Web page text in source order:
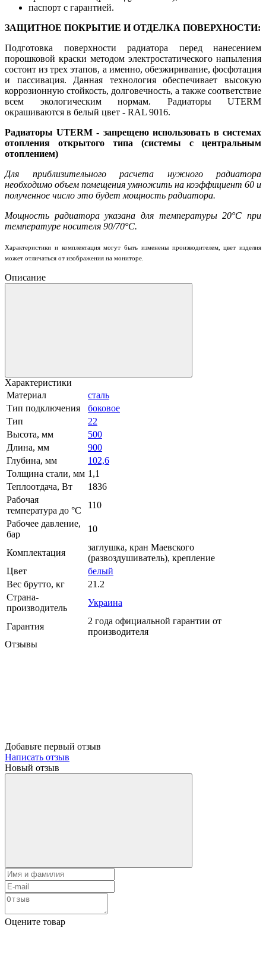
паспорт с гарантией.
ЗАЩИТНОЕ ПОКРЫТИЕ И ОТДЕЛКА ПОВЕРХНОСТИ:
Подготовка поверхности радиатора перед нанесением
порошковой краски методом электростатического напыления
состоит из трех этапов, а именно, обезжиривание, фосфотация
и пассивация. Данная технология обеспечивает высокую
коррозионную стойкость, долговечность, а также соответствие
всем экологическим нормам. Радиаторы UTERM
окрашиваются в белый цвет - RAL 9016.
Радиаторы UTERM - запрещено использовать в системах
отопления открытого типа (системы с центральным
отоплением)
Для приблизительного расчета нужного радиатора
необходимо объем помещения умножить на коэффициент 60 и
полученное число это будет мощность радиатора.
Мощность радиатора указана для температуры 20°С при
температуре носителя 90/70°С.
Характеристики и комплектация могут быть изменены производителем, цвет изделия
может отличаться от изображения на мониторе.
Описание
Характеристики
Материал
сталь
Тип подключения
боковое
Тип
22
Высота, мм
500
Длина, мм
900
Глубина, мм
102,6
Толщина стали, мм 1,1
Теплоотдача, Вт
1836
Рабочая
температура до °С
110
Рабочее давление,
бар
10
Комплектация
заглушка, кран Маевского
(развоздушиватель), крепление
Цвет
белый
Вес брутто, кг
21.2
Страна-
производитель
Украина
Гарантия
2 года официальной гарантии от
производителя
Отзывы
Добавьте первый отзыв
Написать отзыв
Новый отзыв
Оцените товар